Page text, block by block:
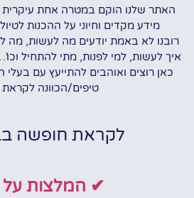
האתר שלנו הוקם במטרה אחת עיקרית
מידע מקדים וחיוני על ההכנות
רובנו לא באמת יודעים מה לעשות, מה
איך לעשות, למי לפנות, מתי להתחיל
כאן רוצים ואוהבים להתייעץ עם בעלי
טיפים/הכוונה לקראת
לקראת חופשה
✔ המלצות על